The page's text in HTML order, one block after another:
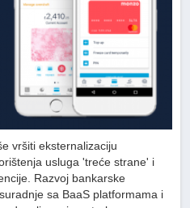
vršiti eksternalizaciju
usluga 'treće strane' i
Razvoj bankarske
sa BaaS platformama i